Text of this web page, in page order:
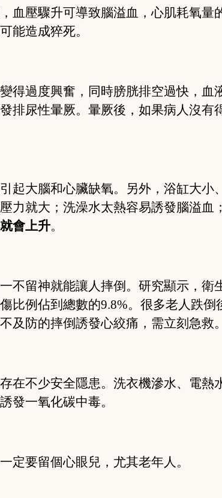
血壓驟升可導致腦溢血，心肌耗氧量
能造成猝死。
得過度興奮，同時膀胱排空過快，血
排尿性暈厥。暈厥後，如果病人沒有
起大腦和心臟缺氧。另外，浴缸大小
力就大；洗澡水太熱容易誘發腦溢血；
會上升。
不留神就能讓人摔倒。研究顯示，衛
比例佔到總數的9.8%。很多老人跌倒
及防的摔倒誘發心絞痛，需立刻急救。
在不少安全隱患。洗衣機滲水、電熱
發一氧化碳中毒。
定要留個心眼兒，尤其老年人。